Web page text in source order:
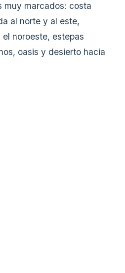
muy marcados: costa
al norte y al este,
noroeste, estepas
oasis y desierto hacia